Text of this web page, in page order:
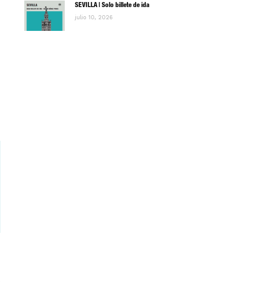
SEVILLA | Solo billete de ida
julio 10, 2026